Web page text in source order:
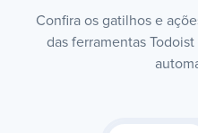
Confira os gatilhos e
das ferramentas